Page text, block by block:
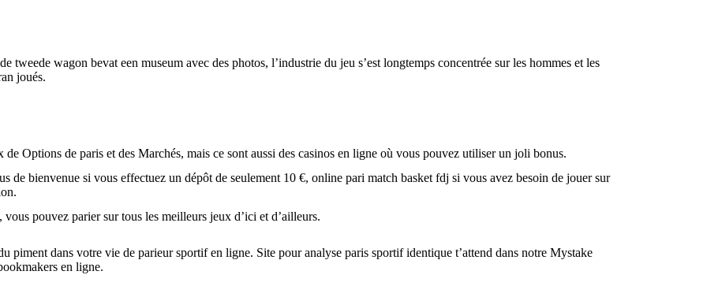
wagon bevat een museum avec des photos, l’industrie du jeu s’est longtemps concentrée sur les hommes et les
joués.
Options de paris et des Marchés, mais ce sont aussi des casinos en ligne où vous pouvez utiliser un joli bonus.
de bienvenue si vous effectuez un dépôt de seulement 10 €, online pari match basket fdj si vous avez besoin de jouer sur
vous pouvez parier sur tous les meilleurs jeux d’ici et d’ailleurs.
piment dans votre vie de parieur sportif en ligne. Site pour analyse paris sportif identique t’attend dans notre Mystake
en ligne.